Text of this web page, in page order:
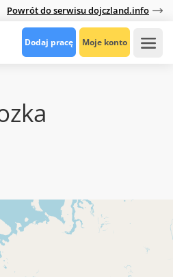
Powrót do serwisu dojczland.info
Dodaj pracę Moje konto